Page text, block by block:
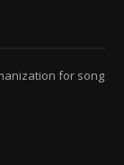
for song